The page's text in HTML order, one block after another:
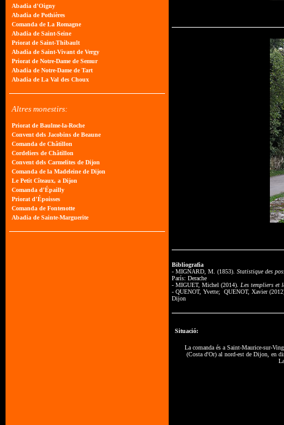
Bibliografia
- MIGNARD, M. (1853). Statistique des
París: Derache
- MIGUET, Michel (2014). Les templiers et
- QUENOT, Yvette; QUENOT, Xavier
Dijon
Situació:
La comanda és a Saint-Maurice-sur-
(Costa d'Or) al nord-est de Dijon, en